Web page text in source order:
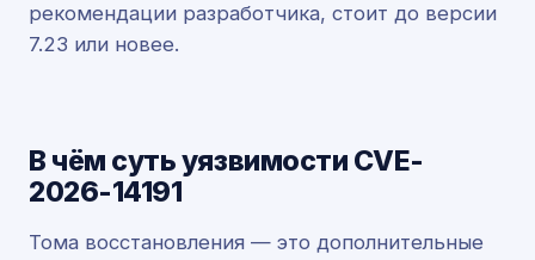
рекомендации разработчика, стоит до версии
7.23 или новее.
В чём суть уязвимости CVE-
2026-14191
Тома восстановления — это дополнительные